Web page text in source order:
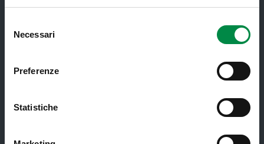
delNecessari
Preferenze
Statistiche
Direzione Assistenza Farmaceutica
Finanziamenti
Medici e Pediatri di Famiglia